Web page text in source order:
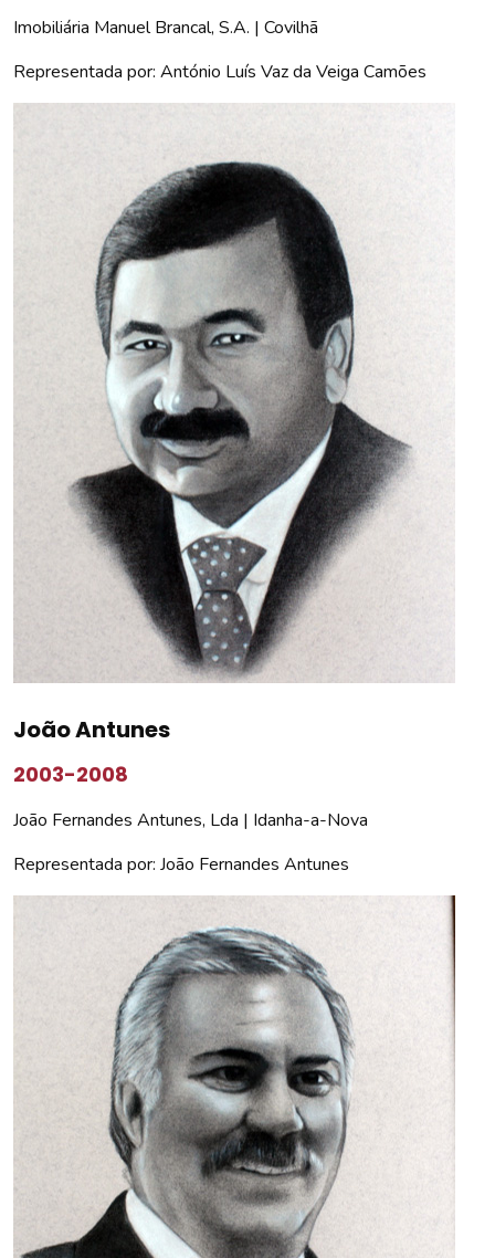
Imobiliária Manuel Brancal, S.A. | Covilhã
Representada por: António Luís Vaz da Veiga Camões
João Antunes
2003-2008
João Fernandes Antunes, Lda | Idanha-a-Nova
Representada por: João Fernandes Antunes